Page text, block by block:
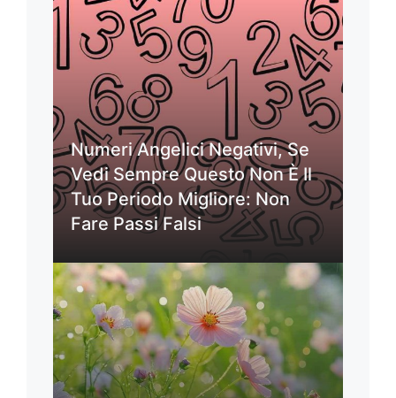
Numeri Angelici Negativi, Se
Vedi Sempre Questo Non È Il
Tuo Periodo Migliore: Non
Fare Passi Falsi